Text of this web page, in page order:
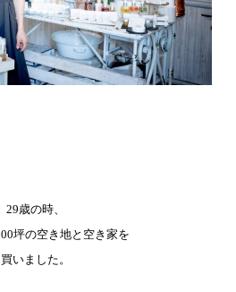
29歳の時、
坪の空き地と空き家を
買いました。